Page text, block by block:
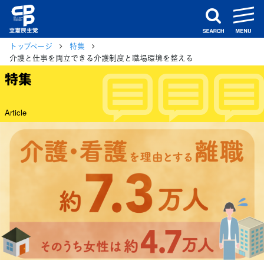
search
トップページ
特集
介護と仕事を両立できる介護制度と職場環境を整える
特集
Article